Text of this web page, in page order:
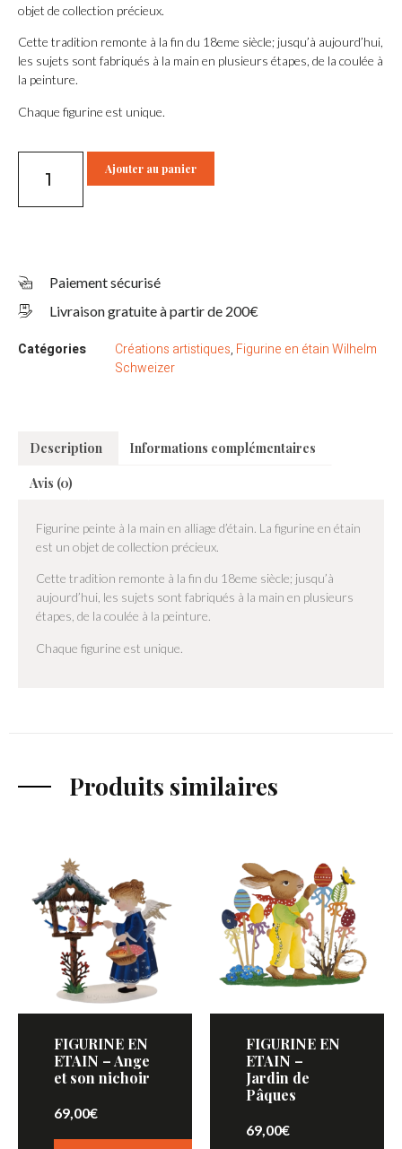
objet de collection précieux.
Cette tradition remonte à la fin du 18eme siècle; jusqu’à aujourd’hui,
les sujets sont fabriqués à la main en plusieurs étapes, de la coulée à
la peinture.
Chaque figurine est unique.
Ajouter au panier
Paiement sécurisé
Livraison gratuite à partir de 200€
Catégories Créations artistiques, Figurine en étain Wilhelm
Schweizer
Description Informations complémentaires
Avis (0)
Figurine peinte à la main en alliage d’étain. La figurine en étain
est un objet de collection précieux.
Cette tradition remonte à la fin du 18eme siècle; jusqu’à
aujourd’hui, les sujets sont fabriqués à la main en plusieurs
étapes, de la coulée à la peinture.
Chaque figurine est unique.
Produits similaires
FIGURINE EN
ETAIN – Ange
et son nichoir
69,00€
FIGURINE EN
ETAIN –
Jardin de
Pâques
69,00€